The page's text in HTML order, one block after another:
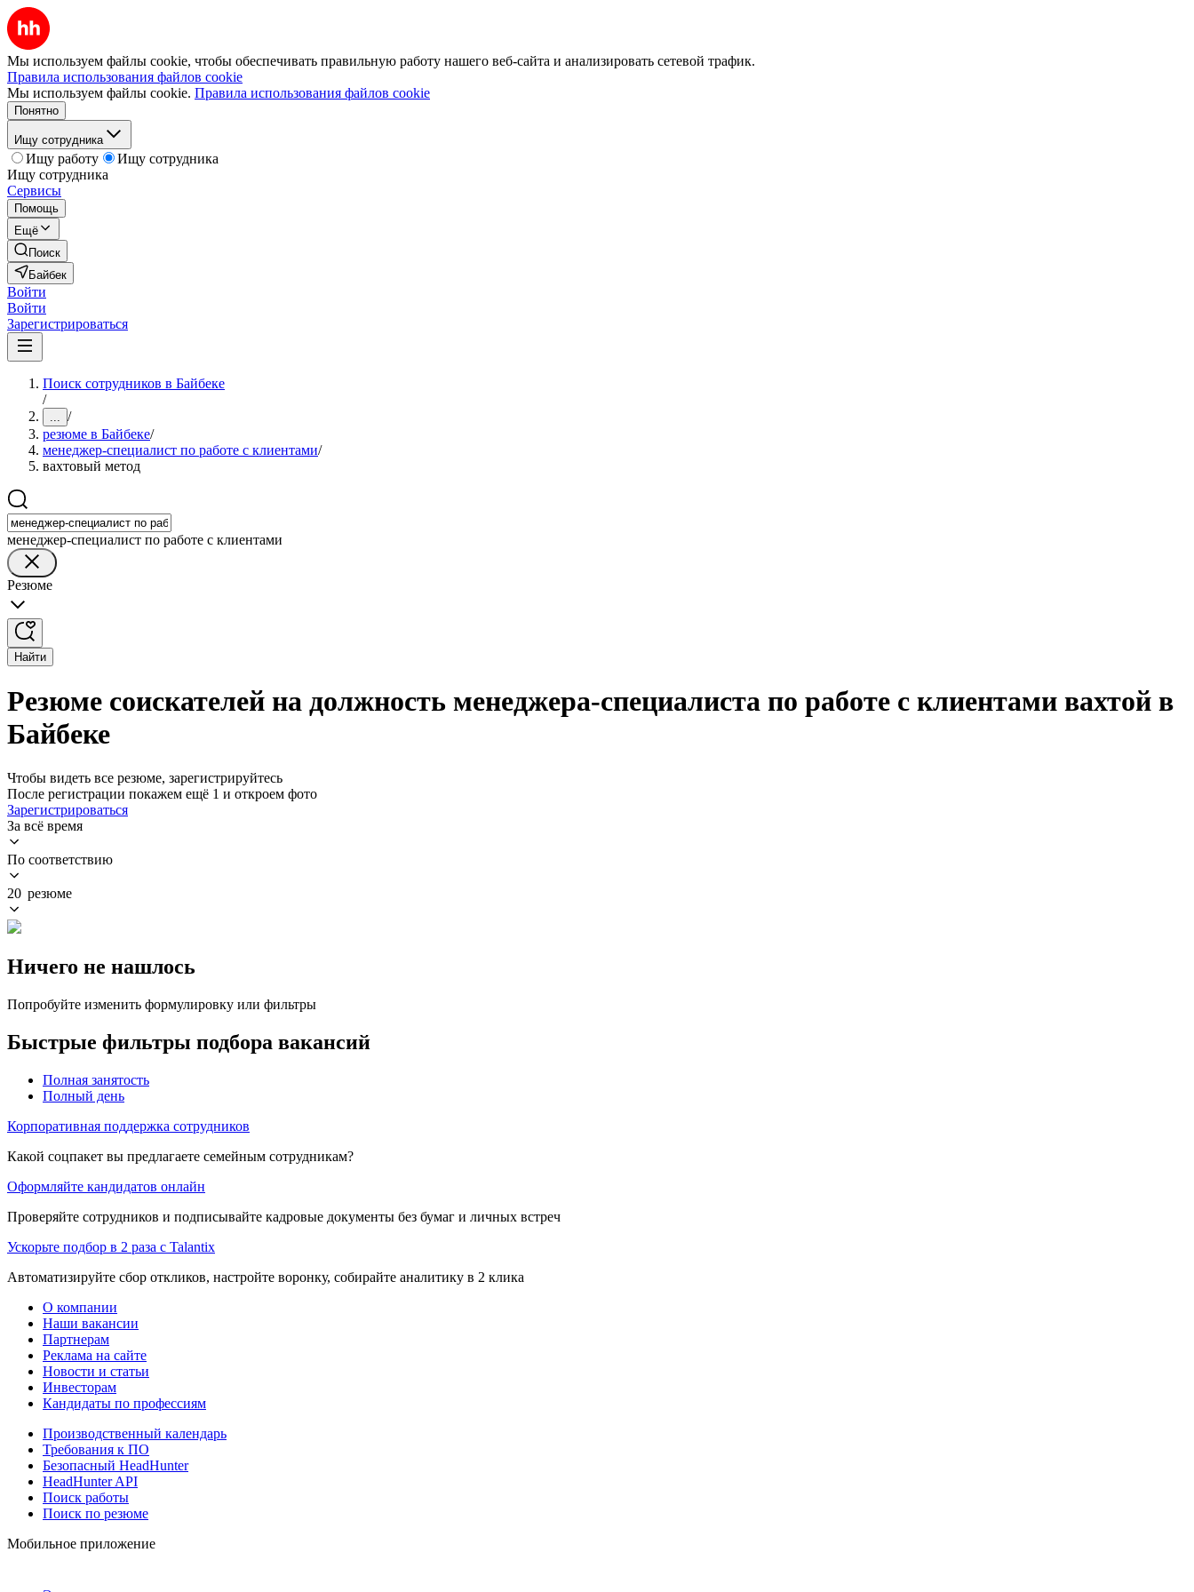
Мы используем файлы cookie, чтобы обеспечивать правильную работу нашего веб-сайта и анализировать сетевой трафик.
Правила использования файлов cookie
Мы используем файлы cookie. Правила использования файлов cookie
Понятно
Ищу сотрудника
Ищу работу
Ищу сотрудника
Ищу сотрудника
Сервисы
Помощь
Ещё
Поиск
Байбек
Войти
Войти
Зарегистрироваться
Поиск сотрудников в Байбеке
/
... /
резюме в Байбеке/
менеджер-специалист по работе с клиентами/
вахтовый метод
менеджер-специалист по работе с клиентами
Резюме
Найти
Резюме соискателей на должность менеджера-специалиста по работе с клиентами вахтой в
Байбеке
Чтобы видеть все резюме, зарегистрируйтесь
После регистрации покажем ещё 1 и откроем фото
Зарегистрироваться
За всё время
По соответствию
20 резюме
Ничего не нашлось
Попробуйте изменить формулировку или фильтры
Быстрые фильтры подбора вакансий
Полная занятость
Полный день
Корпоративная поддержка сотрудников
Какой соцпакет вы предлагаете семейным сотрудникам?
Оформляйте кандидатов онлайн
Проверяйте сотрудников и подписывайте кадровые документы без бумаг и личных встреч
Ускорьте подбор в 2 раза с Talantix
Автоматизируйте сбор откликов, настройте воронку, собирайте аналитику в 2 клика
О компании
Наши вакансии
Партнерам
Реклама на сайте
Новости и статьи
Инвесторам
Кандидаты по профессиям
Производственный календарь
Требования к ПО
Безопасный HeadHunter
HeadHunter API
Поиск работы
Поиск по резюме
Мобильное приложение